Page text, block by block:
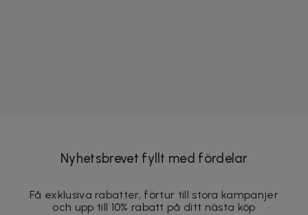
Nyhetsbrevet fyllt med fördelar
Få exklusiva rabatter, förtur till stora kampanjer
och upp till 10% rabatt på ditt nästa köp